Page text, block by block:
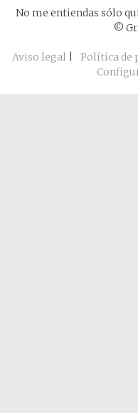
No me entiendas sólo
©
Aviso legal| Política de